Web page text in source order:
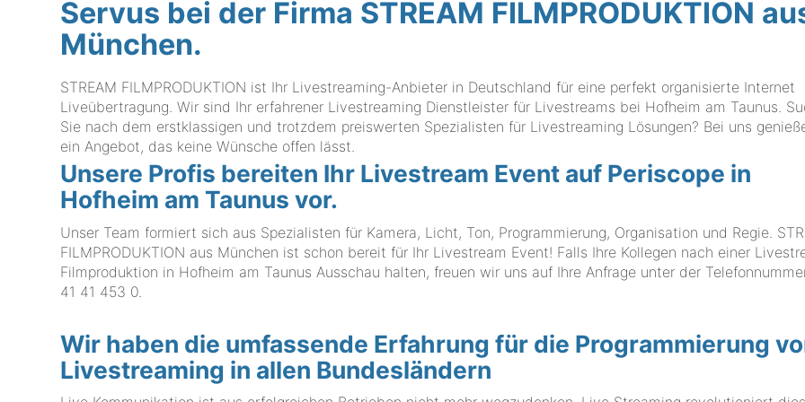
Servus bei der Firma STREAM FILMPRODUKTION
München.
STREAM FILMPRODUKTION ist Ihr Livestreaming-Anbieter in Deutschland für eine perfekt organisierte Internet
Liveübertragung. Wir sind Ihr erfahrener Livestreaming Dienstleister für Livestreams bei Hofheim am Taunus.
Sie nach dem erstklassigen und trotzdem preiswerten Spezialisten für Livestreaming Lösungen? Bei uns
ein Angebot, das keine Wünsche offen lässt.
Unsere Profis bereiten Ihr Livestream Event auf Periscope in
Hofheim am Taunus vor.
Unser Team formiert sich aus Spezialisten für Kamera, Licht, Ton, Programmierung, Organisation und Regie.
FILMPRODUKTION aus München ist schon bereit für Ihr Livestream Event! Falls Ihre Kollegen nach einer
Filmproduktion in Hofheim am Taunus Ausschau halten, freuen wir uns auf Ihre Anfrage unter der
41 41 453 0
Wir haben die umfassende Erfahrung für die Programmierung
Livestreaming in allen Bundesländern